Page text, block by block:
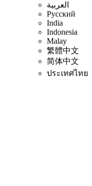
العربية
Русский
India
Indonesia
Malay
繁體中文
简体中文
ประเทศไทย